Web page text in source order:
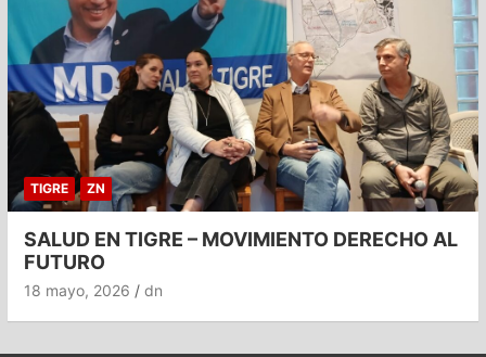
TIGRE ZN
SALUD EN TIGRE – MOVIMIENTO DERECHO AL
FUTURO
18 mayo, 2026 dn